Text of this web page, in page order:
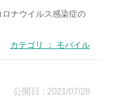
ナウイルス感染症の
カテゴリ ： モバイル
公開日 : 2021/07/28